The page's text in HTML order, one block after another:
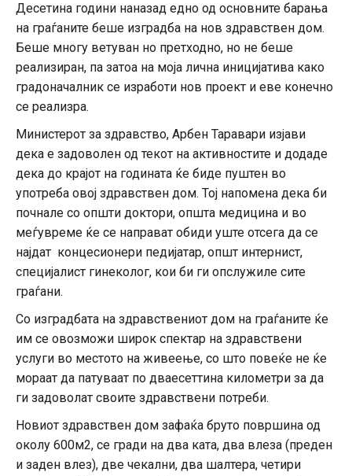
Десетина години наназад едно од основните барања
на граѓаните беше изградба на нов здравствен дом.
Беше многу ветуван но претходно, но не беше
реализиран, па затоа на моја лична иницијатива како
градоначалник се изработи нов проект и еве конечно
се реализра.
Министерот за здравство, Арбен Таравари изјави
дека е задоволен од текот на активностите и додаде
дека до крајот на годината ќе биде пуштен во
употреба овој здравствен дом. Тој напомена дека би
почнале со општи доктори, општа медицина и во
меѓувреме ќе се направат обиди уште отсега да се
најдат концесионери педијатар, општ интернист,
специјалист гинеколог, кои би ги опслужиле сите
граѓани.
Со изградбата на здравствениот дом на граѓаните ќе
им се овозможи широк спектар на здравствени
услуги во местото на живеење, со што повеќе не ќе
мораат да патуваат по дваесеттина километри за да
ги задоволат своите здравствени потреби.
Новиот здравствен дом зафаќа бруто површина од
околу 600м2, се гради на два ката, два влеза (преден
и заден влез), две чекални, два шалтера, четири